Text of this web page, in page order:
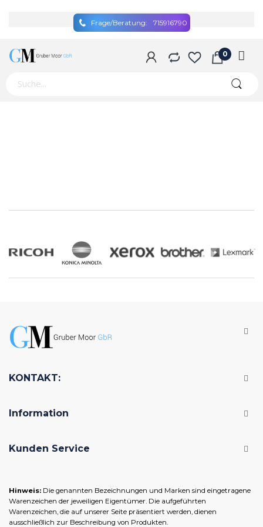
Frage/Beratung: 715916790
KONTAKT:
Information
Kunden Service
Hinweis: Die genannten Bezeichnungen und Marken sind eingetragene
Warenzeichen der jeweiligen Eigentümer. Die aufgeführten
Warenzeichen, die auf unserer Seite präsentiert werden, dienen
ausschließlich zur Beschreibung von Produkten.